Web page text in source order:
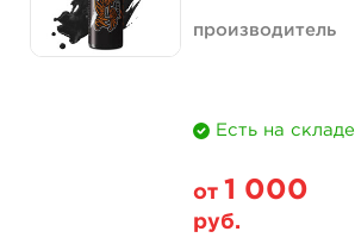
производитель
Есть на складе
от 1 000
руб.